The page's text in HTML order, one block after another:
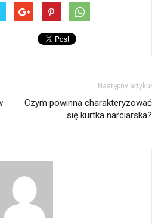
Następny artykuł
Czym powinna charakteryzować
się kurtka narciarska?